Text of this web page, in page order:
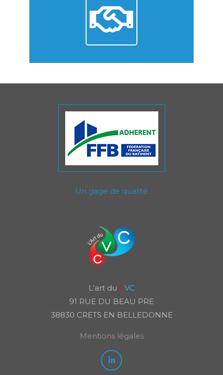
Un gage de qualité
L'art du CVC
91 RUE DU BEAU PRE
38830 CRETS EN BELLEDONNE
Mentions légales